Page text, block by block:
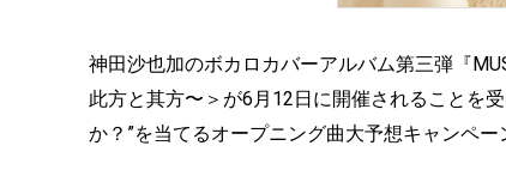
神田沙也加のボカロカバーアルバム第三弾『
此方と其方〜＞が6月12日に開催されることを
か？”を当てるオープニング曲大予想キャンペー